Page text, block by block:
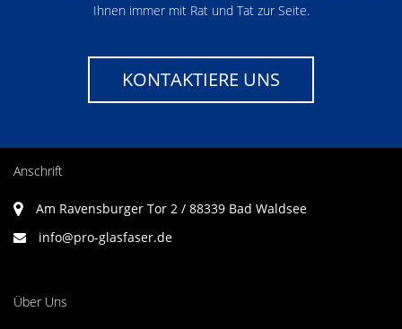
Ihnen immer mit Rat und Tat zur Seite.
KONTAKTIERE UNS
Anschrift
Am Ravensburger Tor 2 / 88339 Bad Waldsee
info@pro-glasfaser.de
Über Uns